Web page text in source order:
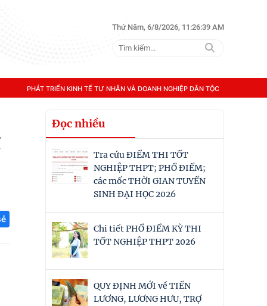
Thứ Năm, 6/8/2026, 11:26:40 AM
PHÁT TRIỂN KINH TẾ TƯ NHÂN VÀ DOANH NGHIỆP DÂN TỘC
Đọc nhiều
Tra cứu ĐIỂM THI TỐT
NGHIỆP THPT; PHỔ ĐIỂM;
các mốc THỜI GIAN TUYỂN
SINH ĐẠI HỌC 2026
Chi tiết PHỔ ĐIỂM KỲ THI
TỐT NGHIỆP THPT 2026
QUY ĐỊNH MỚI về TIỀN
LƯƠNG, LƯƠNG HƯU, TRỢ